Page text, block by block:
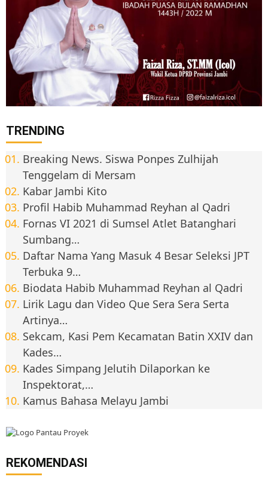
TRENDING
Breaking News. Siswa Ponpes Zulhijah
Tenggelam di Mersam
Kabar Jambi Kito
Profil Habib Muhammad Reyhan al Qadri
Fornas VI 2021 di Sumsel Atlet Batanghari
Sumbang…
Daftar Nama Yang Masuk 4 Besar Seleksi JPT
Terbuka 9…
Biodata Habib Muhammad Reyhan al Qadri
Lirik Lagu dan Video Que Sera Sera Serta
Artinya…
Sekcam, Kasi Pem Kecamatan Batin XXIV dan
Kades…
Kades Simpang Jelutih Dilaporkan ke
Inspektorat,…
Kamus Bahasa Melayu Jambi
REKOMENDASI